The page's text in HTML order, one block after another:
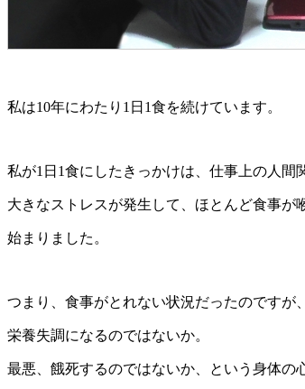
私は10年にわたり1日1食を続けています。
私が1日1食にしたきっかけは、仕事上の人
大きなストレスが発生して、ほとんど食事が
始まりました。
つまり、食事がとれない状況だったのですが
栄養失調になるのではないか。
最悪、餓死するのではないか、という身体の